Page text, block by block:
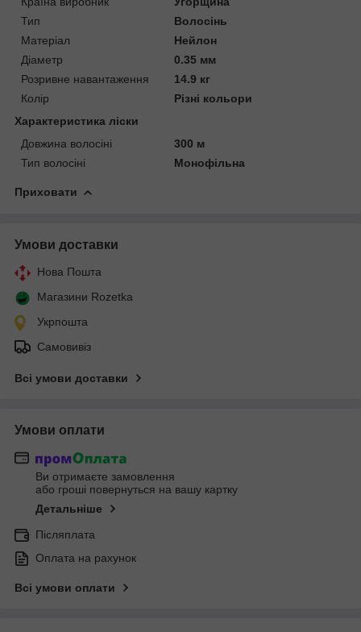
Тип
Волосінь
Матеріал
Нейлон
Діаметр
0.35 мм
Розривне навантаження
14.9 кг
Колір
Різні кольори
Характеристика ліски
Довжина волосіні
300 м
Тип волосіні
Монофільна
Приховати
Умови доставки
Нова Пошта
Магазини Rozetka
Укрпошта
Самовивіз
Всі умови доставки
Умови оплати
Ви отримаєте замовлення
або гроші повернуться на вашу картку
Детальніше
Післяплата
Оплата на рахунок
Всі умови оплати